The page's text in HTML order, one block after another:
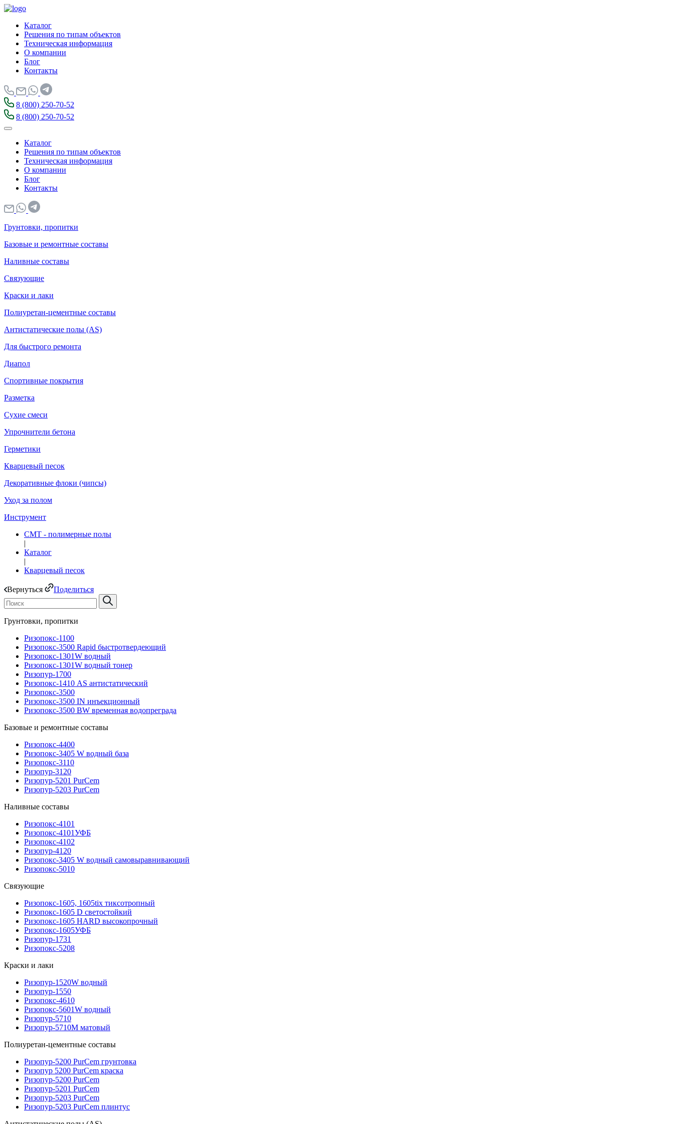
Каталог
Решения по типам объектов
Техническая информация
О компании
Блог
Контакты
8 (800) 250-70-52
8 (800) 250-70-52
Каталог
Решения по типам объектов
Техническая информация
О компании
Блог
Контакты
Грунтовки, пропитки
Базовые и ремонтные составы
Наливные составы
Связующие
Краски и лаки
Полиуретан-цементные составы
Антистатические полы (AS)
Для быстрого ремонта
Диапол
Спортивные покрытия
Разметка
Сухие смеси
Упрочнители бетона
Герметики
Кварцевый песок
Декоративные флоки (чипсы)
Уход за полом
Инструмент
СМТ - полимерные полы
|
Каталог
|
Кварцевый песок
Вернуться Поделиться
Грунтовки, пропитки
Ризопокс-1100
Ризопокс-3500 Rapid быстротвердеющий
Ризопокс-1301W водный
Ризопокс-1301W водный тонер
Ризопур-1700
Ризопокс-1410 AS антистатический
Ризопокс-3500
Ризопокс-3500 IN инъекционный
Ризопокс-3500 BW временная водопреграда
Базовые и ремонтные составы
Ризопокс-4400
Ризопокс-3405 W водный база
Ризопокс-3110
Ризопур-3120
Ризопур-5201 PurCem
Ризопур-5203 PurCem
Наливные составы
Ризопокс-4101
Ризопокс-4101УФБ
Ризопокс-4102
Ризопур-4120
Ризопокс-3405 W водный самовыравнивающий
Ризопокс-5010
Связующие
Ризопокс-1605, 1605tix тиксотропный
Ризопокс-1605 D светостойкий
Ризопокс-1605 HARD высокопрочный
Ризопокс-1605УФБ
Ризопур-1731
Ризопокс-5208
Краски и лаки
Ризопур-1520W водный
Ризопур-1550
Ризопокс-4610
Ризопокс-5601W водный
Ризопур-5710
Ризопур-5710М матовый
Полиуретан-цементные составы
Ризопур-5200 PurCem грунтовка
Ризопур 5200 PurCem краска
Ризопур-5200 PurCem
Ризопур-5201 PurCem
Ризопур-5203 PurCem
Ризопур-5203 PurCem плинтус